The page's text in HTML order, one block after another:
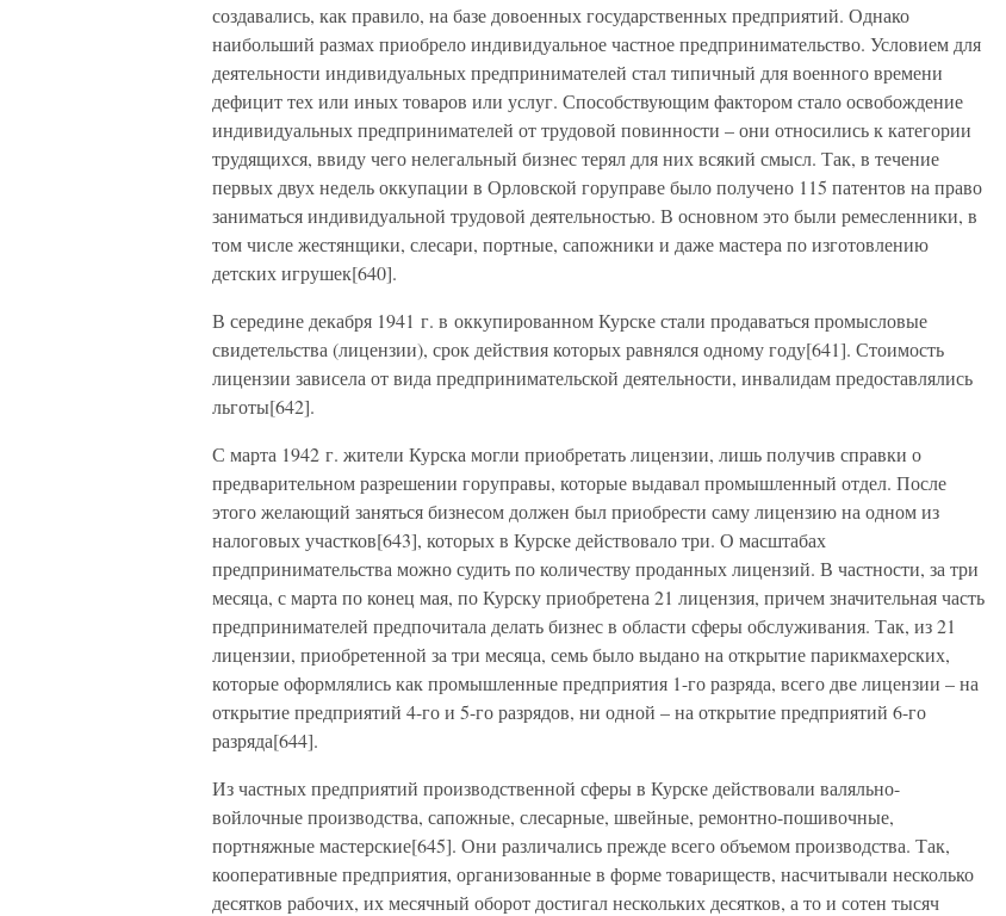
создавались, как правило, на базе довоенных государственных предприятий. Однако
наибольший размах приобрело индивидуальное частное предпринимательство. Условием для
деятельности индивидуальных предпринимателей стал типичный для военного времени
дефицит тех или иных товаров или услуг. Способствующим фактором стало освобождение
индивидуальных предпринимателей от трудовой повинности – они относились к категории
трудящихся, ввиду чего нелегальный бизнес терял для них всякий смысл. Так, в течение
первых двух недель оккупации в Орловской горуправе было получено 115 патентов на право
заниматься индивидуальной трудовой деятельностью. В основном это были ремесленники, в
том числе жестянщики, слесари, портные, сапожники и даже мастера по изготовлению
детских игрушек[640].
В середине декабря 1941 г. в оккупированном Курске стали продаваться промысловые
свидетельства (лицензии), срок действия которых равнялся одному году[641]. Стоимость
лицензии зависела от вида предпринимательской деятельности, инвалидам предоставлялись
льготы[642].
С марта 1942 г. жители Курска могли приобретать лицензии, лишь получив справки о
предварительном разрешении горуправы, которые выдавал промышленный отдел. После
этого желающий заняться бизнесом должен был приобрести саму лицензию на одном из
налоговых участков[643], которых в Курске действовало три. О масштабах
предпринимательства можно судить по количеству проданных лицензий. В частности, за три
месяца, с марта по конец мая, по Курску приобретена 21 лицензия, причем значительная часть
предпринимателей предпочитала делать бизнес в области сферы обслуживания. Так, из 21
лицензии, приобретенной за три месяца, семь было выдано на открытие парикмахерских,
которые оформлялись как промышленные предприятия 1-го разряда, всего две лицензии – на
открытие предприятий 4-го и 5-го разрядов, ни одной – на открытие предприятий 6-го
разряда[644].
Из частных предприятий производственной сферы в Курске действовали валяльно-
войлочные производства, сапожные, слесарные, швейные, ремонтно-пошивочные,
портняжные мастерские[645]. Они различались прежде всего объемом производства. Так,
кооперативные предприятия, организованные в форме товариществ, насчитывали несколько
десятков рабочих, их месячный оборот достигал нескольких десятков, а то и сотен тысяч